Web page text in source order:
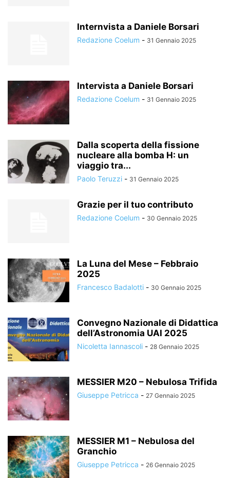
Internvista a Daniele Borsari
Redazione Coelum - 31 Gennaio 2025
Intervista a Daniele Borsari
Redazione Coelum - 31 Gennaio 2025
Dalla scoperta della fissione
nucleare alla bomba H: un
viaggio tra...
Paolo Teruzzi - 31 Gennaio 2025
Grazie per il tuo contributo
Redazione Coelum - 30 Gennaio 2025
La Luna del Mese – Febbraio
2025
Francesco Badalotti - 30 Gennaio 2025
Convegno Nazionale di Didattica
dell’Astronomia UAI 2025
Nicoletta Iannascoli - 28 Gennaio 2025
MESSIER M20 – Nebulosa Trifida
Giuseppe Petricca - 27 Gennaio 2025
MESSIER M1 – Nebulosa del
Granchio
Giuseppe Petricca - 26 Gennaio 2025